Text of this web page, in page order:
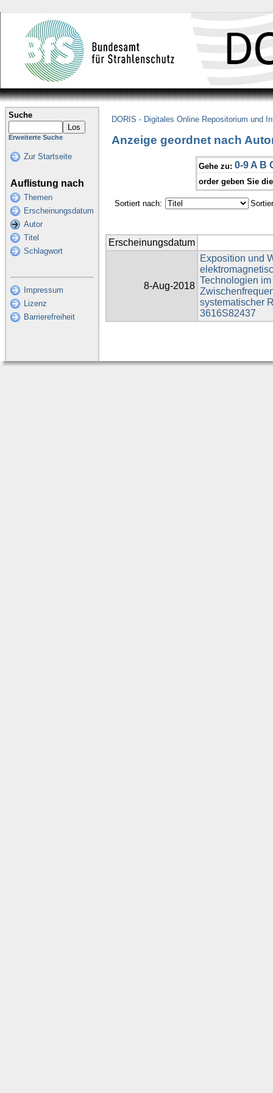
Suche
Erweiterte Suche
Zur Startseite
Auflistung nach
Themen
Erscheinungsdatum
Autor
Titel
Schlagwort
Impressum
Lizenz
Barrierefreiheit
DORIS - Digitales Online Repositorium und
Anzeige geordnet nach
Gehe zu: 0-9 A B
order geben Sie
Sortiert nach:
Erscheinungsdatum
8-Aug-2018
Exposition und
Technologien im
systematischer
3616S82437